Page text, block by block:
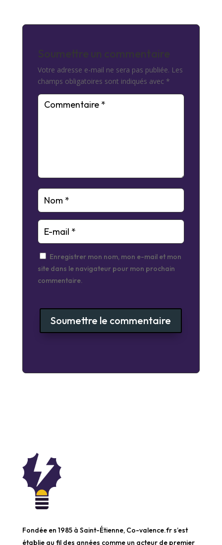
Soumettre un commentaire
Votre adresse e-mail ne sera pas publiée. Les
champs obligatoires sont indiqués avec *
Enregistrer mon nom, mon e-mail et mon
site dans le navigateur pour mon prochain
commentaire.
Soumettre le commentaire
Fondée en 1985 à Saint-Étienne, Co-valence.fr s’est
établie au fil des années comme un acteur de premier